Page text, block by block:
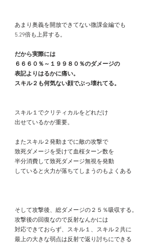
あまり奥義を開放できてない微課金編でも
5.29倍も上昇する。
だから実際には
６６６０％～１９９８０％のダメージの
表記よりはるかに痛い。
スキル２も何気ない顔でぶっ壊れてる。
スキル１でクリティカルをどれだけ
出せているかが重要。
またスキル２発動までに敵の攻撃で
致死ダメージを受けて血桜ターン数を
半分消費して致死ダメージ無視を発動
していると火力が落ちてしまうのもよくある
そして攻撃後、総ダメージの２５％吸収する。
攻撃後の回復なので反射なんかには
対応できておらず、スキル１、スキル２共に
最上の大きな弱点は反射で返り討ちにできる